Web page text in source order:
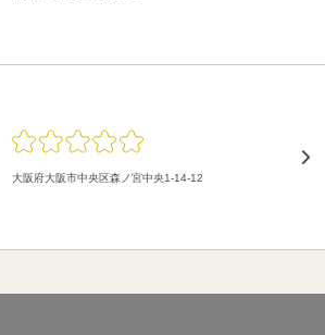
大阪府大阪市中央区森ノ宮中央1-14-12